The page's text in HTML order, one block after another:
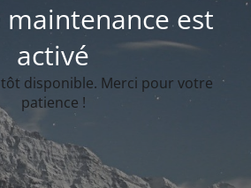
maintenance est
activé
disponible. Merci pour votre
patience !